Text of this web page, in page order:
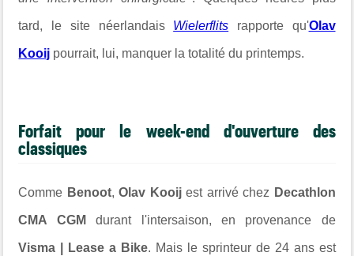
tard, le site néerlandais Wielerflits rapporte qu'Olav
Kooij pourrait, lui, manquer la totalité du printemps.
Forfait pour le week-end d'ouverture des
classiques
Comme Benoot,Olav Kooijest arrivé chez Decathlon
CMA CGM durant l'intersaison, en provenance de
Visma | Lease a Bike. Mais le sprinteur de 24 ans est